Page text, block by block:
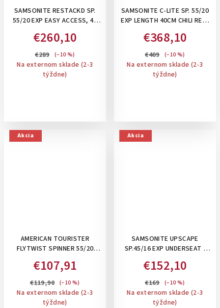
SAMSONITE RESTACKD SP.
55/20 EXP EASY ACCESS, 42
48L , S ODDELENÍM NA
NOTEBOOK, ORGANIZÉROM,
NÁLEPKAMI: WASABI
€260,10
€289 (–10 %)
Na externom sklade (2-3
týždne)
SAMSONITE C-LITE SP. 55/20
EXP LENGTH 40CM CHILI RED-
ROZŠÍRITEĽNÝ 36/42 L
€368,10
€409 (–10 %)
Na externom sklade (2-3
týždne)
Akcia
AMERICAN TOURISTER
FLYTWIST SPINNER 55/20
PRÍRUČNÝ KUFOR 36-44 L:
TRUE RED
€107,91
€119,90 (–10 %)
Na externom sklade (2-3
týždne)
Akcia
SAMSONITE UPSCAPE
SP.45/16 EXP UNDERSEAT ,
POD SEDADLO 45 CM,
ROZŠÍRITEĽNÝ: SAGE
€152,10
€169 (–10 %)
Na externom sklade (2-3
týždne)